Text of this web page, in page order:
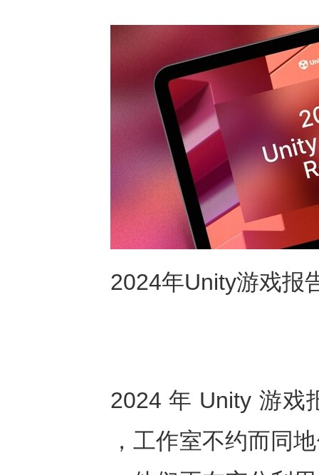
2024年Unity游戏报
2024 年 Unity 游戏
，工作室不约而同